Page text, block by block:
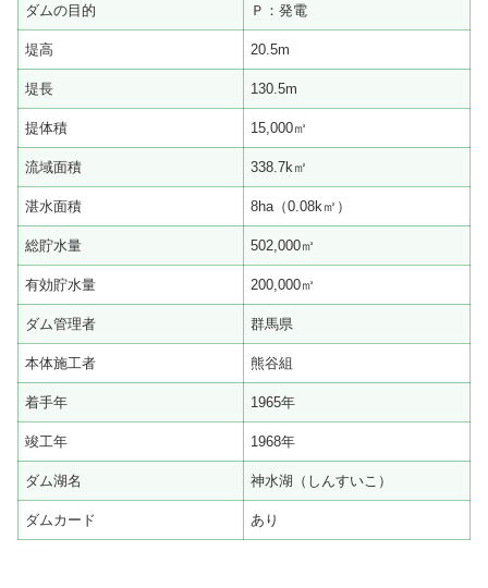
ダムの目的 Ｐ：発電
堤高 20.5m
堤長 130.5m
提体積 15,000㎥
流域面積 338.7k㎡
湛水面積 8ha（0.08k㎡）
総貯水量 502,000㎥
有効貯水量 200,000㎥
ダム管理者 群馬県
本体施工者 熊谷組
着手年 1965年
竣工年 1968年
ダム湖名 神水湖（しんすいこ）
ダムカード あり